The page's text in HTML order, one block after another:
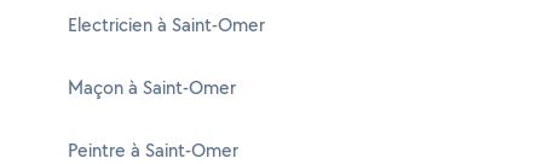
Electricien à Saint-Omer
Maçon à Saint-Omer
Peintre à Saint-Omer